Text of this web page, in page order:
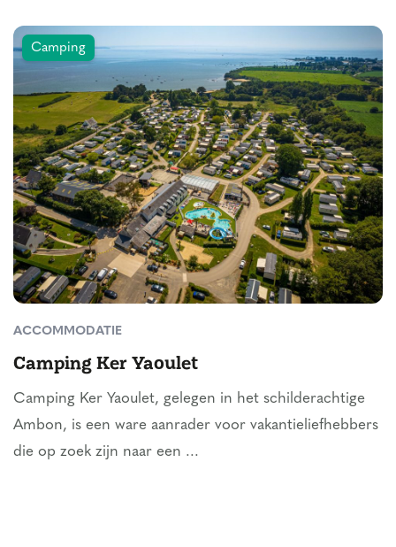
Camping
ACCOMMODATIE
Camping Ker Yaoulet
Camping Ker Yaoulet, gelegen in het schilderachtige
Ambon, is een ware aanrader voor vakantieliefhebbers
die op zoek zijn naar een ...